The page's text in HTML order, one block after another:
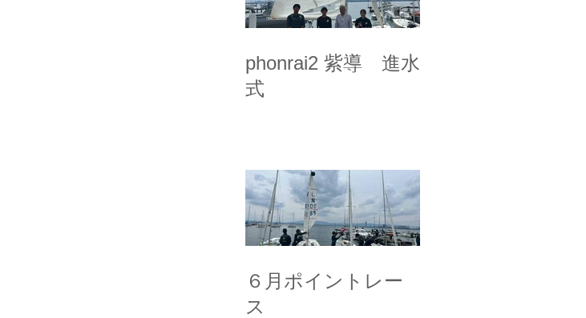
phonrai2 紫導 進水
式
６月ポイントレー
ス